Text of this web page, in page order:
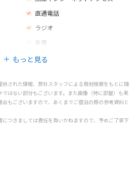
直通電話
ラジオ
金庫
もっと見る
された情報、弊社スタッフによる現地視察をもとに随
はない部分もございます。また画像（特に部屋）も実
もございますので、あくまでご宿泊の際の参考資料と
つきましては責任を負いかねますので、予めご了承下